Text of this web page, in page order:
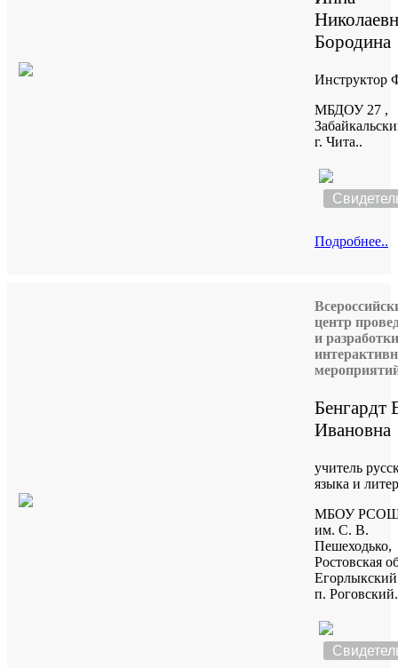
Бородина
Инструктор
МБДОУ 27 ,
г. Чита..
Подробнее..
центр
и разработки
Бенгардт
Ивановна
учитель
языка и
МБОУ
им. С. В.
Пешеходько,
Ростовская
п. Роговский.